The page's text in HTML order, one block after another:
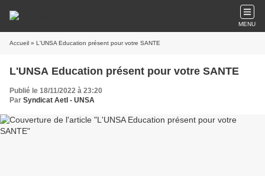
MENU
Accueil » L'UNSA Education présent pour votre SANTE
L'UNSA Education présent pour votre SANTE
Publié le 18/11/2022 à 23:20
Par Syndicat AetI - UNSA